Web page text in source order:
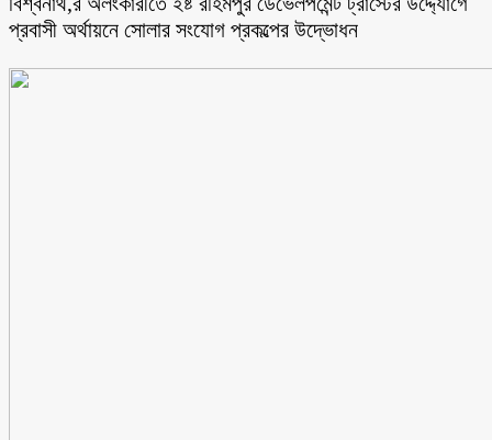
প্রবাসী অর্থায়নে সোলার সংযোগ প্রকল্পের উদ্ভোধন